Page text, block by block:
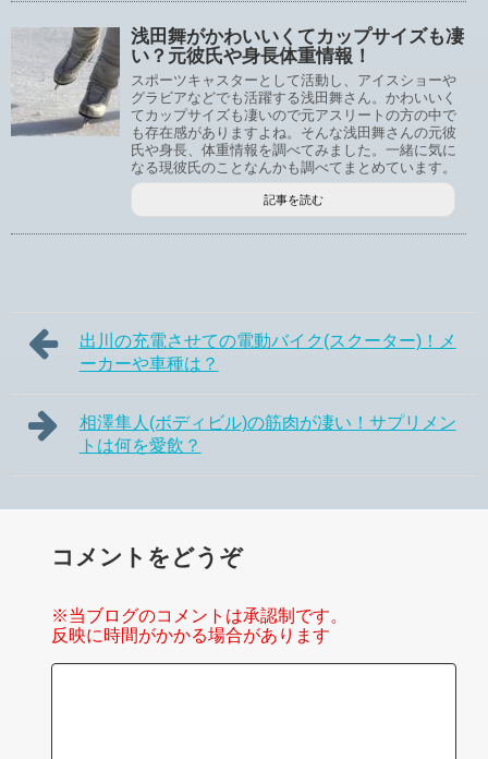
浅田舞がかわいいくてカップサイズも凄
い？元彼氏や身長体重情報！
スポーツキャスターとして活動し、アイスショーや
グラビアなどでも活躍する浅田舞さん。かわいいく
てカップサイズも凄いので元アスリートの方の中で
も存在感がありますよね。そんな浅田舞さんの元彼
氏や身長、体重情報を調べてみました。一緒に気に
なる現彼氏のことなんかも調べてまとめています。
記事を読む
出川の充電させての電動バイク(スクーター)！メ
ーカーや車種は？
相澤隼人(ボディビル)の筋肉が凄い！サプリメン
トは何を愛飲？
コメントをどうぞ
※当ブログのコメントは承認制です。
反映に時間がかかる場合があります